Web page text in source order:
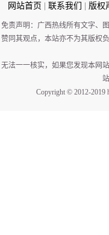
网站首页 | 联系我们 | 版权
免责声明：广西热线所有文字、
赞同其观点，本站亦不为其版权
无法一一核实，如果您发现本网
Copyright © 2012-2019